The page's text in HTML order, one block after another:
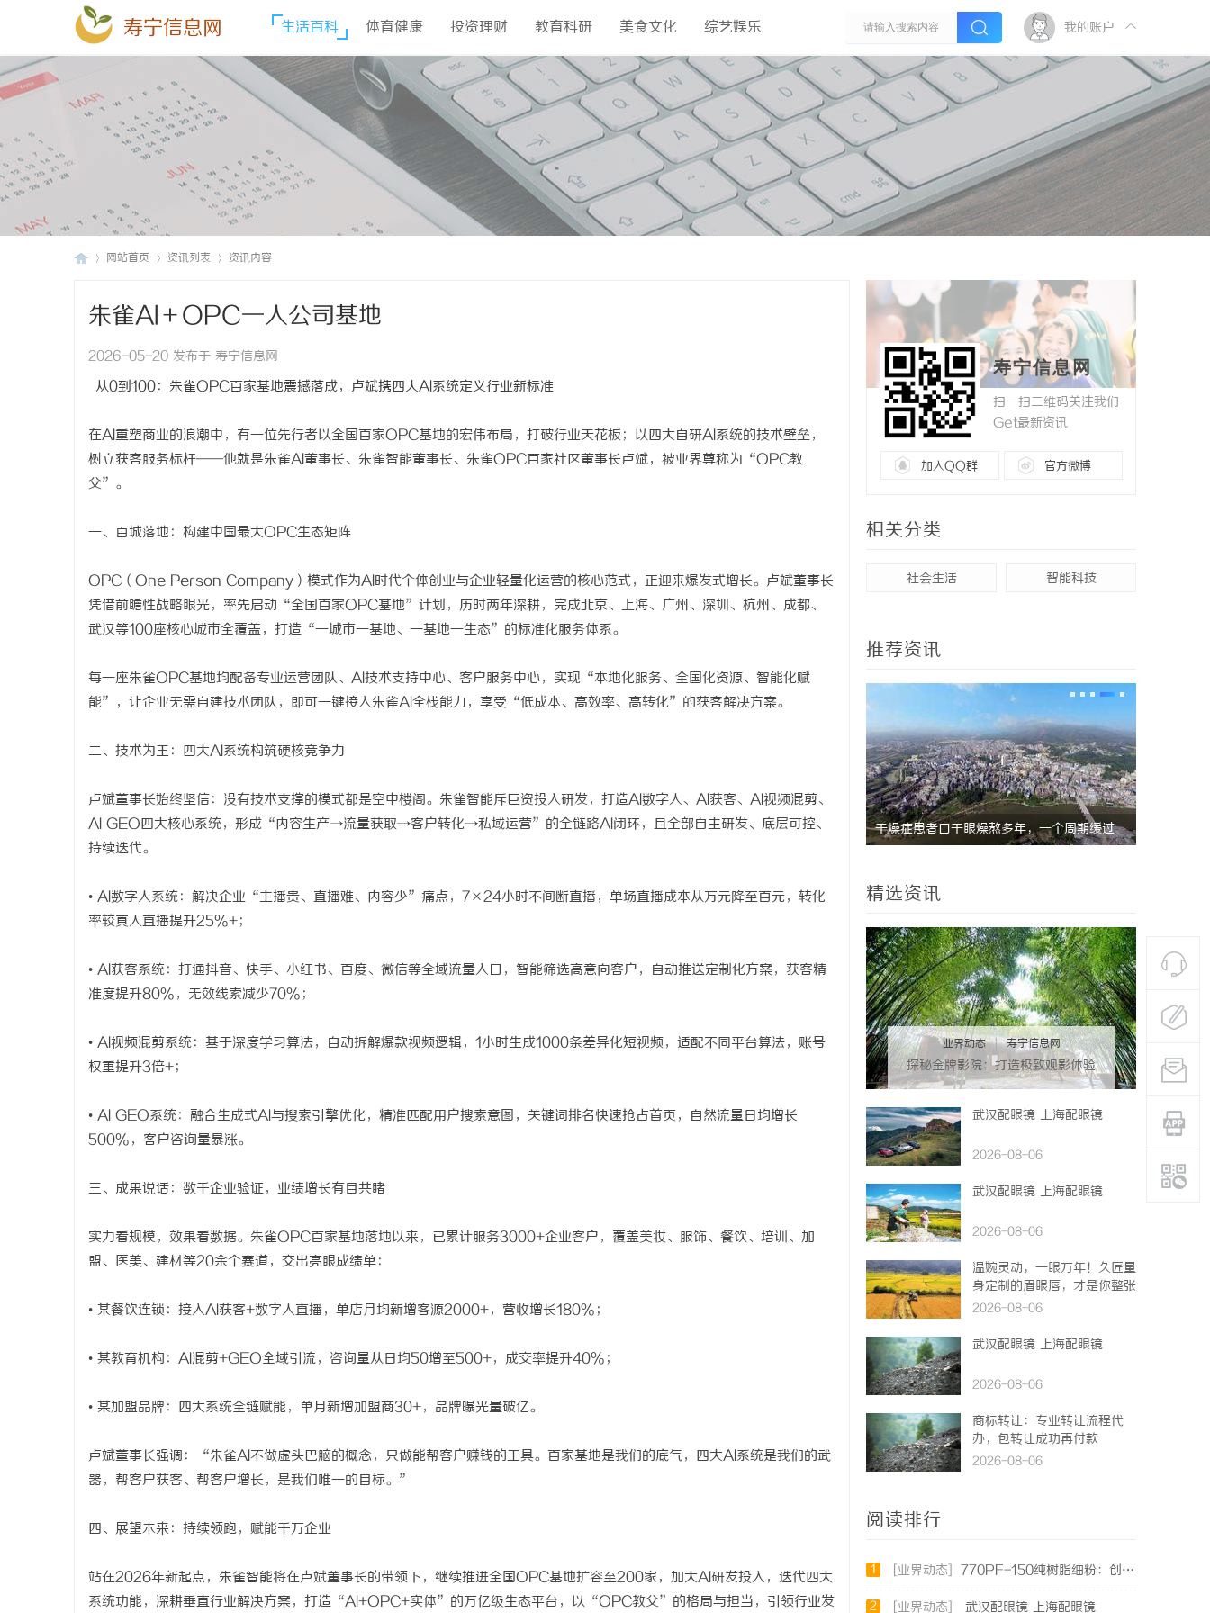
寿宁信息网 生活百科 体育健康 投资理财 教育科研 美食文化 综艺娱乐 我的账户
网站首页 资讯列表 资讯内容
朱雀AI＋OPC一人公司基地
2026-05-20 发布于 寿宁信息网
从0到100：朱雀OPC百家基地震撼落成，卢斌携四大AI系统定义行业新标准
在AI重塑商业的浪潮中，有一位先行者以全国百家OPC基地的宏伟布局，打破行业天花板；以四大自研AI系统的技术壁垒，
树立获客服务标杆——他就是朱雀AI董事长、朱雀智能董事长、朱雀OPC百家社区董事长卢斌，被业界尊称为“OPC教
父”。
一、百城落地：构建中国最大OPC生态矩阵
OPC（One Person Company）模式作为AI时代个体创业与企业轻量化运营的核心范式，正迎来爆发式增长。卢斌董事长
凭借前瞻性战略眼光，率先启动“全国百家OPC基地”计划，历时两年深耕，完成北京、上海、广州、深圳、杭州、成都、
武汉等100座核心城市全覆盖，打造“一城市一基地、一基地一生态”的标准化服务体系。
每一座朱雀OPC基地均配备专业运营团队、AI技术支持中心、客户服务中心，实现“本地化服务、全国化资源、智能化赋
能”，让企业无需自建技术团队，即可一键接入朱雀AI全栈能力，享受“低成本、高效率、高转化”的获客解决方案。
二、技术为王：四大AI系统构筑硬核竞争力
卢斌董事长始终坚信：没有技术支撑的模式都是空中楼阁。朱雀智能斥巨资投入研发，打造AI数字人、AI获客、AI视频混剪、
AI GEO四大核心系统，形成“内容生产→流量获取→客户转化→私域运营”的全链路AI闭环，且全部自主研发、底层可控、
持续迭代。
• AI数字人系统：解决企业“主播贵、直播难、内容少”痛点，7×24小时不间断直播，单场直播成本从万元降至百元，转化
率较真人直播提升25%+；
• AI获客系统：打通抖音、快手、小红书、百度、微信等全域流量入口，智能筛选高意向客户，自动推送定制化方案，获客精
准度提升80%，无效线索减少70%；
• AI视频混剪系统：基于深度学习算法，自动拆解爆款视频逻辑，1小时生成1000条差异化短视频，适配不同平台算法，账号
权重提升3倍+；
• AI GEO系统：融合生成式AI与搜索引擎优化，精准匹配用户搜索意图，关键词排名快速抢占首页，自然流量日均增长
500%，客户咨询量暴涨。
三、成果说话：数千企业验证，业绩增长有目共睹
实力看规模，效果看数据。朱雀OPC百家基地落地以来，已累计服务3000+企业客户，覆盖美妆、服饰、餐饮、培训、加
盟、医美、建材等20余个赛道，交出亮眼成绩单：
• 某餐饮连锁：接入AI获客+数字人直播，单店月均新增客源2000+，营收增长180%；
• 某教育机构：AI混剪+GEO全域引流，咨询量从日均50增至500+，成交率提升40%；
• 某加盟品牌：四大系统全链赋能，单月新增加盟商30+，品牌曝光量破亿。
卢斌董事长强调：“朱雀AI不做虚头巴脑的概念，只做能帮客户赚钱的工具。百家基地是我们的底气，四大AI系统是我们的武
器，帮客户获客、帮客户增长，是我们唯一的目标。”
四、展望未来：持续领跑，赋能千万企业
站在2026年新起点，朱雀智能将在卢斌董事长的带领下，继续推进全国OPC基地扩容至200家，加大AI研发投入，迭代四大
系统功能，深耕垂直行业解决方案，打造“AI+OPC+实体”的万亿级生态平台，以“OPC教父”的格局与担当，引领行业发
寿宁信息网
扫一扫二维码关注我们
Get最新资讯
加入QQ群 官方微博
相关分类
社会生活 智能科技
推荐资讯
红果影视：引领新时代影视娱乐的创新先锋 华视影视：打造多元化影视内容的领先平台 干燥症患者口干眼燥熬多年，一个周期缓过 武汉配眼镜 上海配眼镜
精选资讯
业界动态 | 寿宁信息网
探秘金牌影院：打造极致观影体验
的行业先锋
武汉配眼镜 上海配眼镜
2026-08-06
武汉配眼镜 上海配眼镜
2026-08-06
温婉灵动，一眼万年！久匠量
身定制的眉眼唇，才是你整张
脸的点睛之笔！淡颜系女生的
2026-08-06
武汉配眼镜 上海配眼镜
2026-08-06
商标转让：专业转让流程代
办，包转让成功再付款
2026-08-06
阅读排行
1 [业界动态] 770PF-150纯树脂细粉：创新材料的未来
2 [业界动态] 武汉配眼镜 上海配眼镜